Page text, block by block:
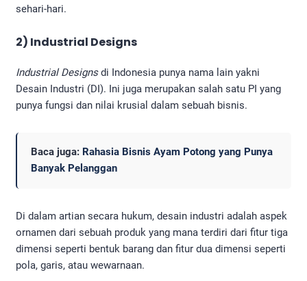
sehari-hari.
2) Industrial Designs
Industrial Designsdi Indonesia punya nama lain yakni
Desain Industri (DI). Ini juga merupakan salah satu PI yang
punya fungsi dan nilai krusial dalam sebuah bisnis.
Baca juga: Rahasia Bisnis Ayam Potong yang Punya
Banyak Pelanggan
Di dalam artian secara hukum, desain industri adalah aspek
ornamen dari sebuah produk yang mana terdiri dari fitur tiga
dimensi seperti bentuk barang dan fitur dua dimensi seperti
pola, garis, atau wewarnaan.